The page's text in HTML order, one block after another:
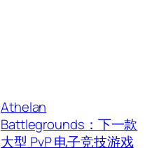
Athelan
Battlegrounds：下一款
大型 PvP 电子竞技游戏